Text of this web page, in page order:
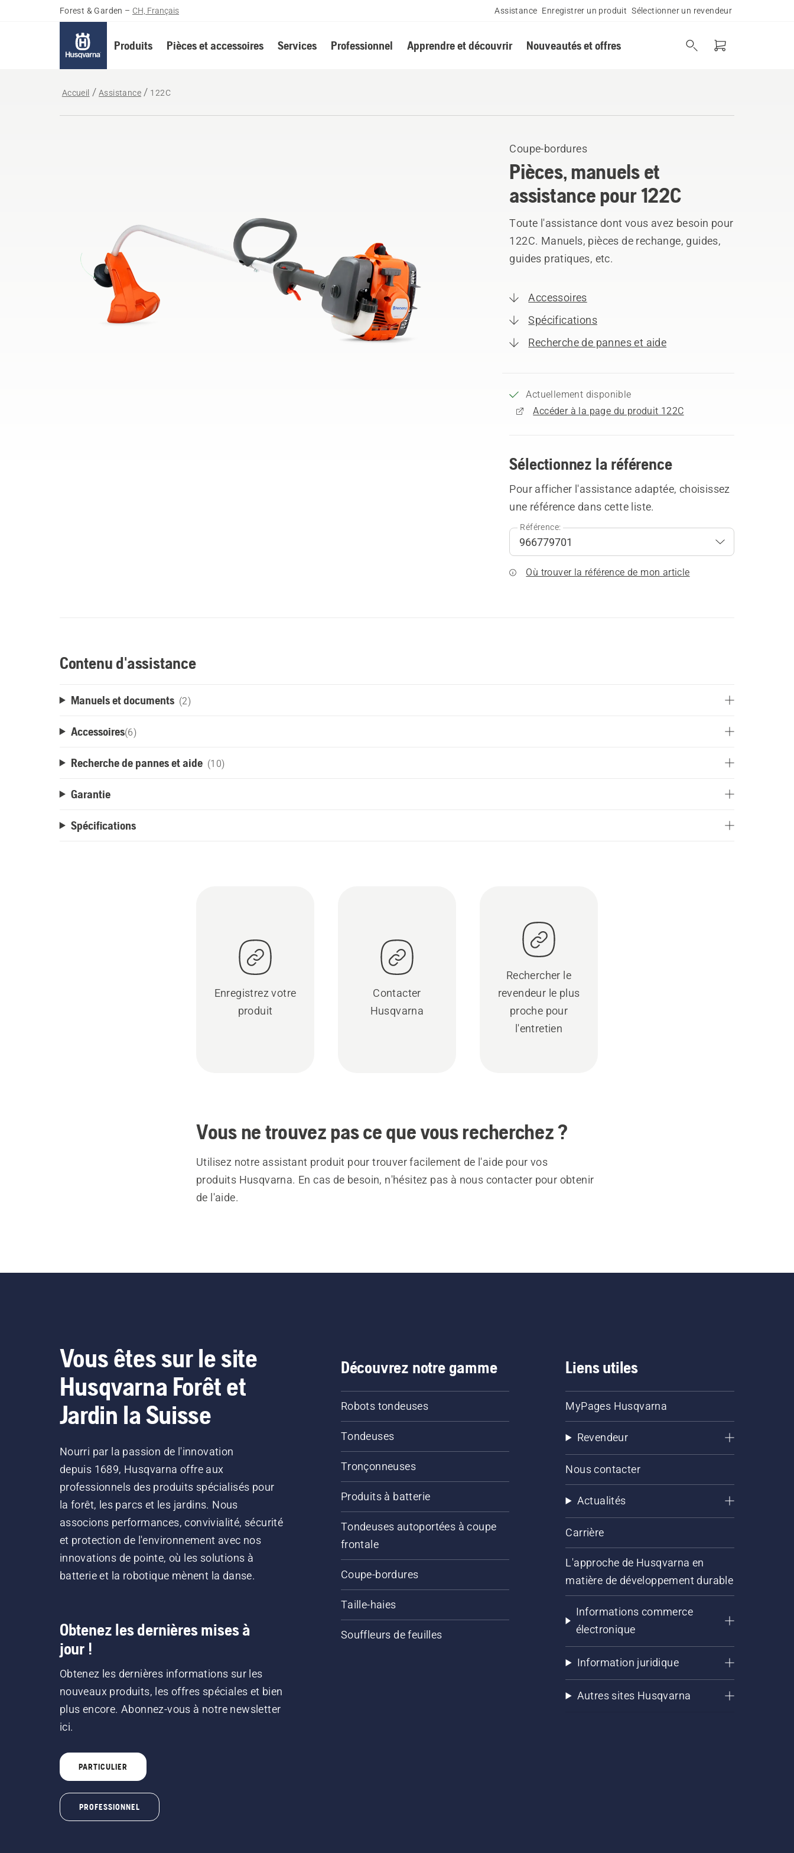
Forest & Garden – CH, Français Assistance Enregistrer un produit Sélectionner un revendeur
Produits Pièces et accessoires Services Professionnel Apprendre et découvrir Nouveautés et offres
Accueil Assistance 122C
Coupe-bordures
Pièces, manuels et
assistance pour 122C
Toute l'assistance dont vous avez besoin pour
122C. Manuels, pièces de rechange, guides,
guides pratiques, etc.
Accessoires
Spécifications
Recherche de pannes et aide
Actuellement disponible
Accéder à la page du produit 122C
Sélectionnez la référence
Pour afficher l'assistance adaptée, choisissez
une référence dans cette liste.
Référence:
Où trouver la référence de mon article
Contenu d'assistance
Manuels et documents (2)
Accessoires(6)
Recherche de pannes et aide (10)
Garantie
Spécifications
Enregistrez votre
produit
Contacter
Husqvarna
Rechercher le
revendeur le plus
proche pour
l'entretien
Vous ne trouvez pas ce que vous recherchez ?
Utilisez notre assistant produit pour trouver facilement de l'aide pour vos
produits Husqvarna. En cas de besoin, n'hésitez pas à nous contacter pour obtenir
de l'aide.
Vous êtes sur le site
Husqvarna Forêt et
Jardin la Suisse
Nourri par la passion de l'innovation
depuis 1689, Husqvarna offre aux
professionnels des produits spécialisés pour
la forêt, les parcs et les jardins. Nous
associons performances, convivialité, sécurité
et protection de l'environnement avec nos
innovations de pointe, où les solutions à
batterie et la robotique mènent la danse.
Obtenez les dernières mises à
jour !
Obtenez les dernières informations sur les
nouveaux produits, les offres spéciales et bien
plus encore. Abonnez-vous à notre newsletter
ici.
PARTICULIER
PROFESSIONNEL
Découvrez notre gamme
Robots tondeuses
Tondeuses
Tronçonneuses
Produits à batterie
Tondeuses autoportées à coupe
frontale
Coupe-bordures
Taille-haies
Souffleurs de feuilles
Liens utiles
MyPages Husqvarna
Revendeur
Nous contacter
Actualités
Carrière
L'approche de Husqvarna en
matière de développement durable
Informations commerce
électronique
Information juridique
Autres sites Husqvarna